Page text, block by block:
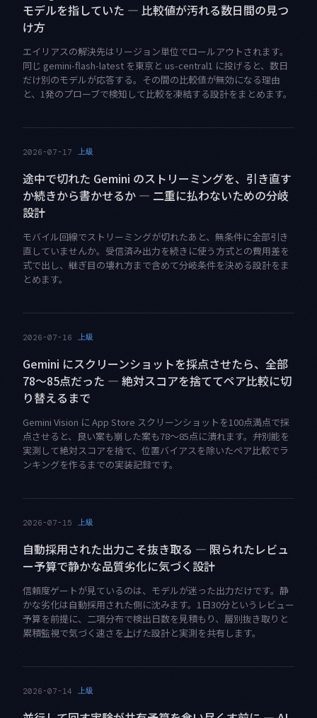
モデルを指していた — 比較値が汚れる数日間の見つ
け方
エイリアスの解決先はリージョン単位でロールアウトされます。
同じ gemini-flash-latest を東京と us-central1 に投げると、数日
だけ別のモデルが応答する。その間の比較値が無効になる理由
と、1発のプローブで検知して比較を凍結する設計をまとめます。
2026-07-17 上級
途中で切れた Gemini のストリーミングを、引き直す
か続きから書かせるか — 二重に払わないための分岐
設計
モバイル回線でストリーミングが切れたあと、無条件に全部引き
直していませんか。受信済み出力を続きに使う方式との費用差を
式で出し、継ぎ目の壊れ方まで含めて分岐条件を決める設計をま
とめます。
2026-07-16 上級
Gemini にスクリーンショットを採点させたら、全部
78〜85点だった — 絶対スコアを捨ててペア比較に切
り替えるまで
Gemini Vision に App Store スクリーンショットを100点満点で採
点させると、良い案も崩した案も78〜85点に潰れます。弁別能を
実測して絶対スコアを捨て、位置バイアスを除いたペア比較でラ
ンキングを作るまでの実装記録です。
2026-07-15 上級
自動採用された出力こそ抜き取る — 限られたレビュ
ー予算で静かな品質劣化に気づく設計
信頼度ゲートが見ているのは、モデルが迷った出力だけです。静
かな劣化は自動採用された側に沈みます。1日30分というレビュー
予算を前提に、二項分布で検出日数を見積もり、層別抜き取りと
累積監視で気づく速さを上げた設計と実測を共有します。
2026-07-14 上級